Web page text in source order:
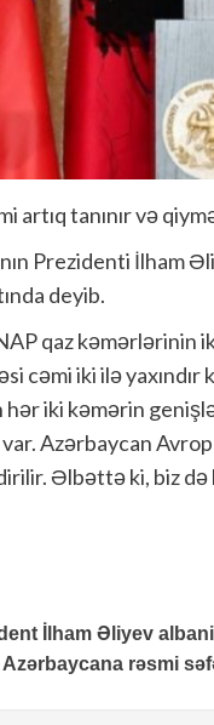
tanınır və
Prezidenti İlham
deyib.
qaz kəmərlərinin
cəmi iki ilə yaxındır
hər iki kəmərin
Azərbaycan
Əlbəttə ki, biz də
İlham Əliyev
Azərbaycana rəsmi